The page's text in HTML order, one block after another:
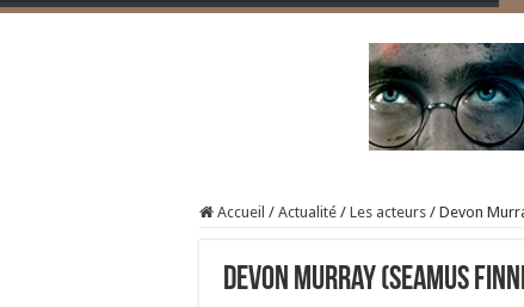
Accueil / Actualité / Les acteurs / Devon
Devon Murray (Seamus